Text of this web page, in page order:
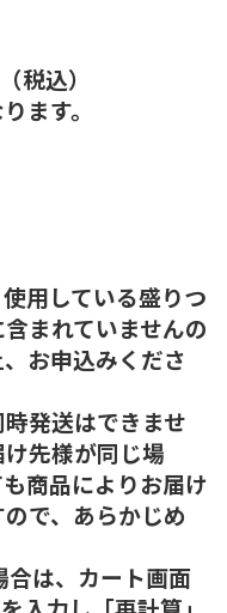
税込）
ます。
用している盛りつ
まれていませんの
お申込みくださ
発送はできませ
先様が同じ場
商品によりお届け
で、あらかじめ
は、カート画面